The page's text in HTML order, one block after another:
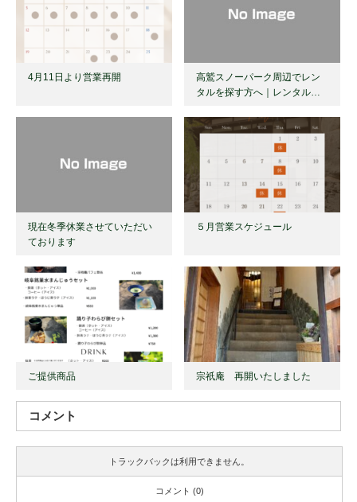
4月11日より営業再開
高鷲スノーパーク周辺でレン
タルを探す方へ｜レンタル…
現在冬季休業させていただい
ております
５月営業スケジュール
ご提供商品 宗祇庵 再開いたしました
コメント
トラックバックは利用できません。
コメント (0)